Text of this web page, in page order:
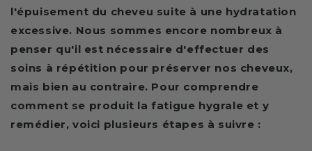
l'épuisement du cheveu suite à une hydratation
excessive. Nous sommes encore nombreux à
penser qu'il est nécessaire d'effectuer des
soins à répétition pour préserver nos cheveux,
mais bien au contraire. Pour comprendre
comment se produit la fatigue hygrale et y
remédier, voici plusieurs étapes à suivre :